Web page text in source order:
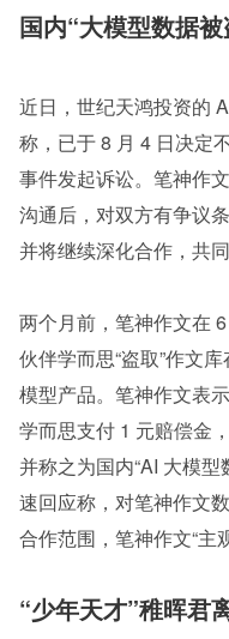
国内“大模型数据
近日，世纪天鸿投资的
称，已于 8 月 4 日决定
事件发起诉讼。笔神作
沟通后，对双方有争议
并将继续深化合作，共
两个月前，笔神作文在
伙伴学而思“盗取”作文
模型产品。笔神作文表
学而思支付 1 元赔偿金
并称之为国内“AI 大模
速回应称，对笔神作文
合作范围，笔神作文“主
“少年天才”稚晖君